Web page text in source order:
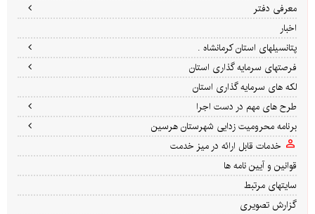
معرفی دفتر
اخبار
پتانسیلهای استان کرمانشاه .
فرصتهای سرمایه گذاری استان
لکه های سرمایه گذاری استان
طرح های مهم در دست اجرا
برنامه محرومیت زدایی شهرستان هرسین
خدمات قابل ارائه در میز خدمت
قوانین و آیین نامه ها
سایتهای مرتبط
گزارش تصویری